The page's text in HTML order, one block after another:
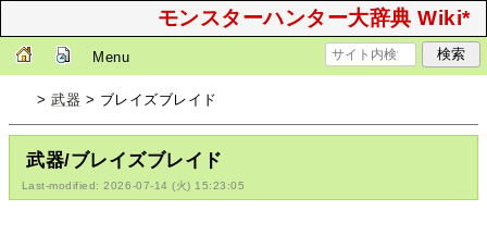
モンスターハンター大辞典 Wiki*
Menu
>武器 > ブレイズブレイド
武器/ブレイズブレイド
Last-modified: 2026-07-14 (火) 15:23:05